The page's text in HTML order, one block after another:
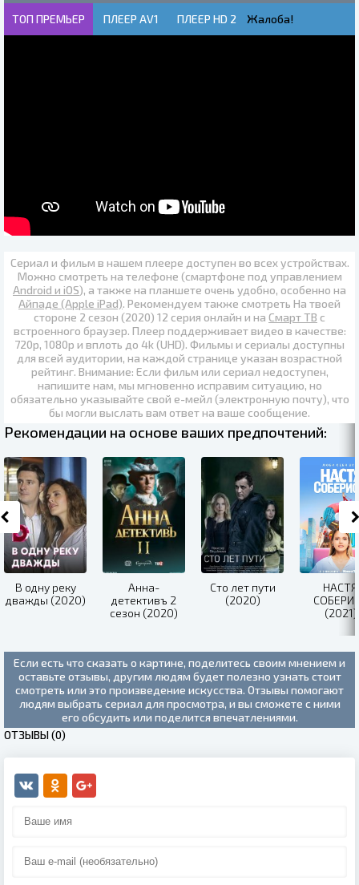
ТОП ПРЕМЬЕР ПЛЕЕР AV1 ПЛЕЕР HD 2 Жалоба!
Сериал и фильм в нашем плеере доступен во всех устройствах.
Можно смотреть на телефоне (смартфоне под управлением
Android и iOS), а также на планшете очень удобно, особенно на
Айпаде (Apple iPad). Рекомендуем также смотреть На твоей
стороне 2 сезон (2020) 12 серия онлайн и на Смарт ТВ с
встроенного браузер. Плеер поддерживает видео в качестве:
720p, 1080p и вплоть до 4k (UHD). Фильмы и сериалы доступны
для всей аудитории, на каждой странице указан возрастной
рейтинг. Внимание: Если фильм или сериал недоступен,
напишите нам, мы мгновенно исправим ситуацию, но
обязательно указывайте свой е-мейл (электронную почту), что
бы могли выслать вам ответ на ваше сообщение.
Рекомендации на основе ваших предпочтений:
В одну реку
дважды (2020)
Анна-
детективъ 2
сезон (2020)
Сто лет пути
(2020)
НАСТЯ,
(2021)
Если есть что сказать о картине, поделитесь своим мнением и
оставьте отзывы, другим людям будет полезно узнать стоит
смотреть или это произведение искусства. Отзывы помогают
людям выбрать сериал для просмотра, и вы сможете с ними
его обсудить или поделится впечатлениями.
ОТЗЫВЫ (0)